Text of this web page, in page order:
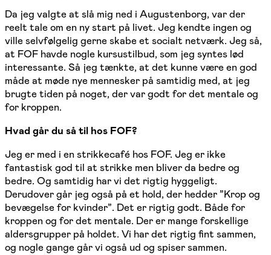
Da jeg valgte at slå mig ned i Augustenborg, var der
reelt tale om en ny start på livet. Jeg kendte ingen og
ville selvfølgelig gerne skabe et socialt netværk. Jeg så,
at FOF havde nogle kursustilbud, som jeg syntes lød
interessante. Så jeg tænkte, at det kunne være en god
måde at møde nye mennesker på samtidig med, at jeg
brugte tiden på noget, der var godt for det mentale og
for kroppen.
Hvad går du så til hos FOF?
Jeg er med i en strikkecafé hos FOF. Jeg er ikke
fantastisk god til at strikke men bliver da bedre og
bedre. Og samtidig har vi det rigtig hyggeligt.
Derudover går jeg også på et hold, der hedder ”Krop og
bevægelse for kvinder”. Det er rigtig godt. Både for
kroppen og for det mentale. Der er mange forskellige
aldersgrupper på holdet. Vi har det rigtig fint sammen,
og nogle gange går vi også ud og spiser sammen.